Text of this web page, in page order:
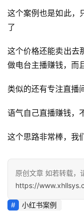
行
业
讯
开
眼
案
例
坑
指
南
运
这个案例也是如此，
了
这个价格还能卖出去
做电台主播赚钱，而
类似的还有专注直播
语气自己直播赚钱，
这个思路非常棒，我
原创文章 如若转载，
https://
小红书案例